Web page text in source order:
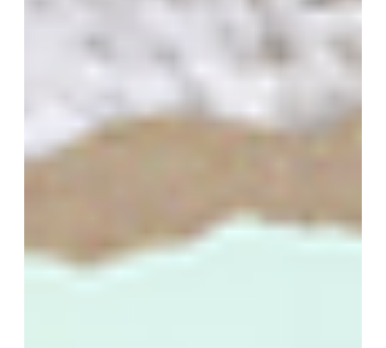
Gestão de reservas, aten